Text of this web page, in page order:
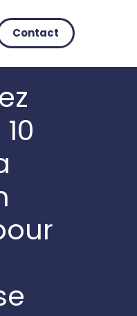
Contact